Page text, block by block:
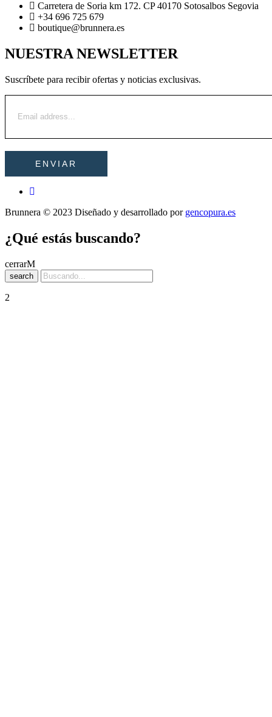
Carretera de Soria km 172. CP 40170 Sotosalbos Segovia
+34 696 725 679
boutique@brunnera.es
NUESTRA NEWSLETTER
Suscríbete para recibir ofertas y noticias exclusivas.
Brunnera © 2023 Diseñado y desarrollado por gencopura.es
¿Qué estás buscando?
cerrar
search